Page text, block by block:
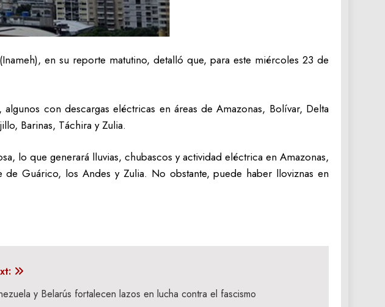
en su reporte matutino, detalló que, para este miércoles 23 de
con descargas eléctricas en áreas de Amazonas, Bolívar, Delta
Barinas, Táchira y Zulia.
lo que generará lluvias, chubascos y actividad eléctrica en Amazonas,
Guárico, los Andes y Zulia. No obstante, puede haber lloviznas en
y Belarús fortalecen lazos en lucha contra el fascismo